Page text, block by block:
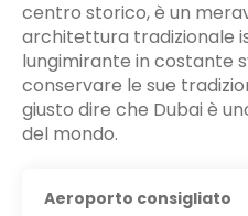
centro storico, è un
architettura tradizionale
lungimirante in costante
conservare le sue
giusto dire che Dubai è
del mondo.
Aeroporto consigliato